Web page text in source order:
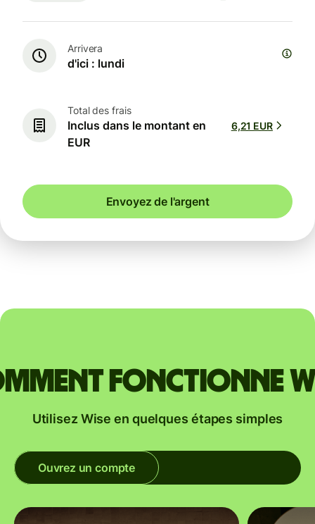
Arrivera
d'ici : lundi
Total des frais
Inclus dans le montant en
EUR
6,21 EUR
Envoyez de l'argent
fonctionne
Utilisez Wise en quelques étapes simples
Ouvrez un compte